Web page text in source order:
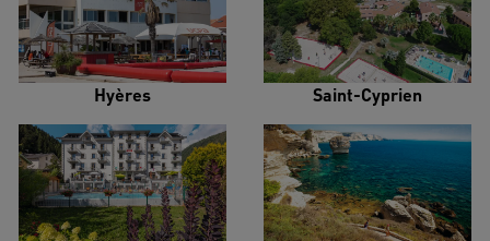
Hyères Saint-Cyprien